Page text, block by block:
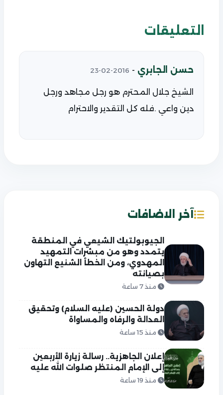
التعليقات
حسن الجابري -
2016-02-23
الشيخ جلال المحترم هو رجل مجاهد ورجل
دين واعي .فله كل التقدير والاحترام
آخر الاضافات
الجيوبولتيك الشيعي في المنطقة
يتمدد وهو من مبشرات التمهيد
المهدوي، ومن الخطأ الشنيع التهاون
بصيانته
منذ 7 ساعة
دولة الحسين (عليه السلام) وتحقيق
العدالة والرفاه والمساواة
منذ 15 ساعة
إعلان الجاهزية.. رسالة زيارة الأربعين
إلى الإمام المنتظر صلوات الله عليه
منذ 19 ساعة